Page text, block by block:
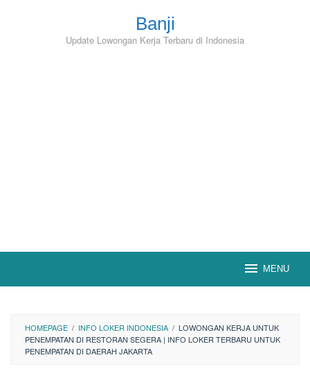
Banji
Update Lowongan Kerja Terbaru di Indonesia
MENU
HOMEPAGE / INFO LOKER INDONESIA / LOWONGAN KERJA UNTUK
PENEMPATAN DI RESTORAN SEGERA | INFO LOKER TERBARU UNTUK
PENEMPATAN DI DAERAH JAKARTA